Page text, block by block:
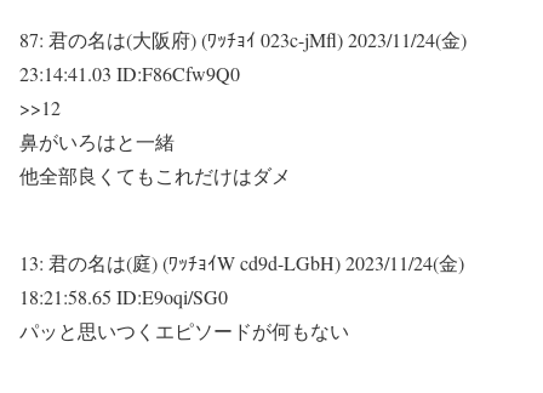
87: 君の名は(大阪府) (ﾜｯﾁｮｲ 023c-jMfl)2023/11/24(金)
23:14:41.03 ID:F86Cfw9Q0
>>12
鼻がいろはと一緒
他全部良くてもこれだけはダメ
13: 君の名は(庭) (ﾜｯﾁｮｲW cd9d-LGbH)2023/11/24(金)
18:21:58.65 ID:E9oqi/SG0
パッと思いつくエピソードが何もない